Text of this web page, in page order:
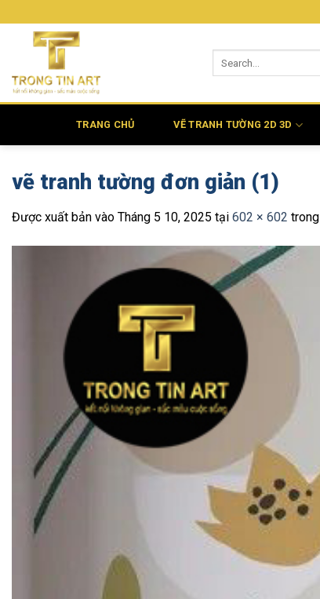
qua
TRANG CHỦ VẼ TRANH TƯỜNG 2D 3D
vẽ tranh tường đơn giản (1)
Được xuất bản vào Tháng 5 10, 2025 tại 602 × 602 trong